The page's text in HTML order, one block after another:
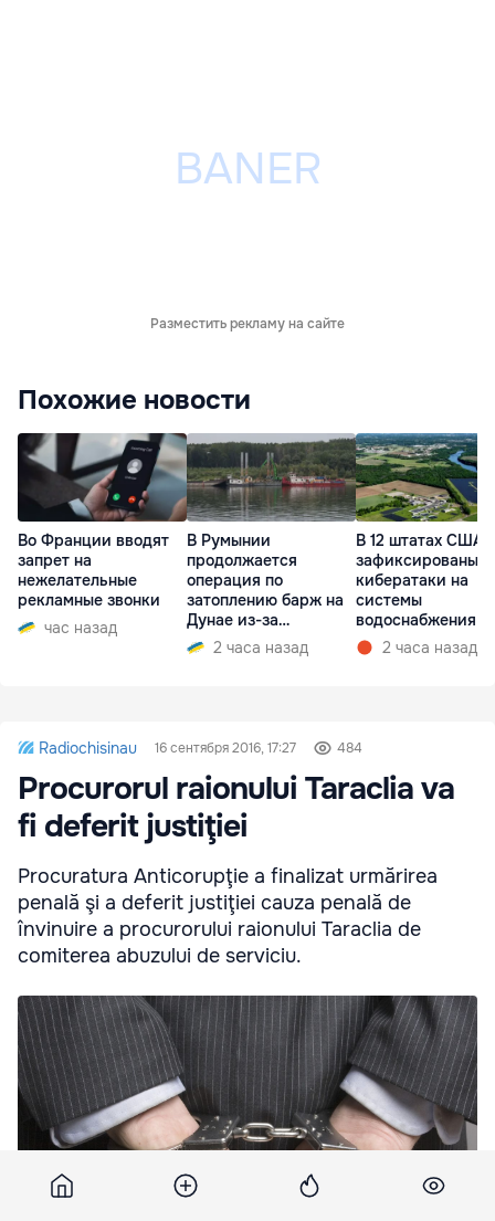
Разместить рекламу на сайте
Похожие новости
Во Франции вводят
запрет на
нежелательные
рекламные звонки
час назад
В Румынии
продолжается
операция по
затоплению барж на
Дунае из-за
ситуации на АЭС
2 часа назад
В 12 штатах США
зафиксированы
кибератаки на
системы
водоснабжения
2 часа назад
Radiochisinau 16 сентября 2016, 17:27 484
Procurorul raionului Taraclia va
fi deferit justiţiei
Procuratura Anticorupţie a finalizat urmărirea
penală şi a deferit justiţiei cauza penală de
învinuire a procurorului raionului Taraclia de
comiterea abuzului de serviciu.